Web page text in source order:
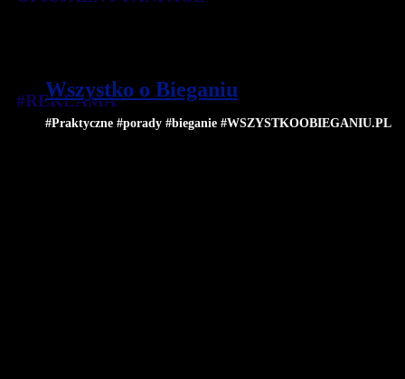
Wszystko o Bieganiu
#Praktyczne #porady #bieganie #WSZYSTKOOBIEGANIU.PL
#REKLAMA